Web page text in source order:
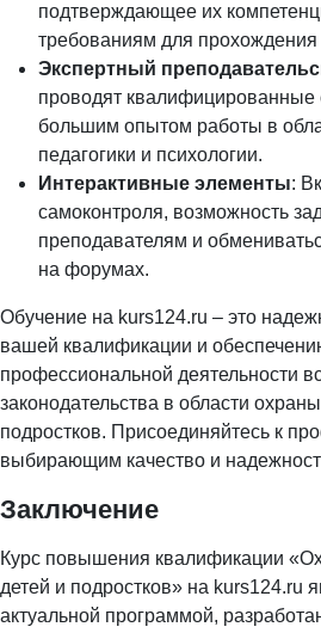
подтверждающее их
требованиям для прохождения
Экспертный
проводят квалифицированные
большим опытом работы в
педагогики и психологии.
Интерактивные элементы:
самоконтроля, возможность
преподавателям и
на форумах.
Обучение на kurs124.ru – это
вашей квалификации и
профессиональной деятельности
законодательства в области
подростков. Присоединяйтесь к
выбирающим качество и
Заключение
Курс повышения квалификации
детей и подростков» на kurs124.ru
актуальной программой,